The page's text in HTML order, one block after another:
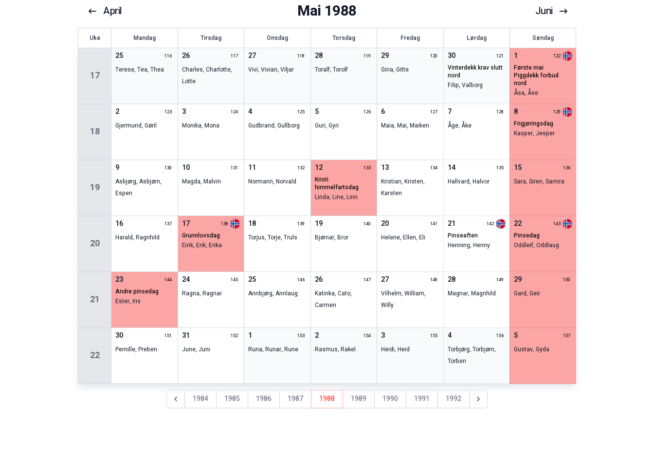
April Mai 1988 Juni
Uke Mandag Tirsdag Onsdag Torsdag Fredag Lørdag Søndag
17
25 116
Terese,Tea,Thea
26 117
Charles, Charlotte,
Lotte
27 118
Vivi,Vivian,Viljar
28 119
Toralf, Torolf
29 120
Gina,Gitte
30 121
vinterdekk krav slutt
nord
Filip, Valborg
1 122
første mai
piggdekk forbud
nord
Åsa,Åse
18
2 123
Gjermund,Gøril
3 124
Monika, Mona
4 125
Gudbrand,Gullborg
5 126
Guri, Gyri
6 127
Maia,Mai,Maiken
7 128
Åge, Åke
8 129
frigjøringsdag
Kasper, Jesper
19
9 130
Asbjørg,Asbjørn,
Espen
10 131
Magda, Malvin
11 132
Normann,Norvald
12 133
kristi
himmelfartsdag
Linda, Line, Linn
13 134
Kristian,Kristen,
Karsten
14 135
Hallvard, Halvor
15 136
Sara,Siren,Samira
20
16 137
Harald,Ragnhild
17 138
grunnlovsdag
Eirik, Erik, Erika
18 139
Torjus,Torje,Truls
19 140
Bjørnar, Bror
20 141
Helene,Ellen,Eli
21 142
pinseaften
Henning, Henny
22 143
pinsedag
Oddleif,Oddlaug
21
23 144
andre pinsedag
Ester,Iris
24 145
Ragna, Ragnar
25 146
Annbjørg,Annlaug
26 147
Katinka, Cato,
Carmen
27 148
Vilhelm,William,
Willy
28 149
Magnar, Magnhild
29 150
Gard,Geir
22
30 151
Pernille,Preben
31 152
June, Juni
1 153
Runa,Runar,Rune
2 154
Rasmus, Rakel
3 155
Heidi,Heid
4 156
Torbjørg, Torbjørn,
Torben
5 157
Gustav,Gyda
Föregående år
1984 1985 1986 1987 1988 1989 1990 1991 1992 Nästa år